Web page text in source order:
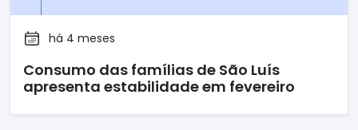
há 4 meses
Consumo das famílias de São Luís
apresenta estabilidade em fevereiro